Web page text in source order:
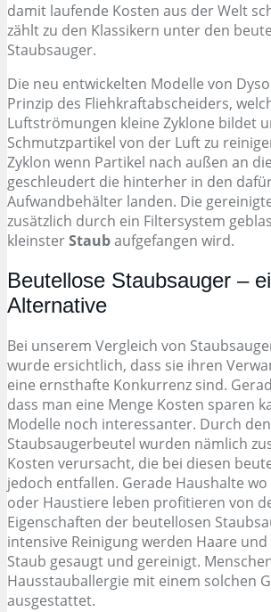
damit laufende Kosten aus der Welt
zählt zu den Klassikern unter den
Staubsauger.
Die neu entwickelten Modelle von
Prinzip des Fliehkraftabscheiders,
Luftströmungen kleine Zyklone bildet
Schmutzpartikel von der Luft zu
Zyklon wenn Partikel nach außen an
geschleudert die hinterher in den
Aufwandbehälter landen. Die
zusätzlich durch ein Filtersystem
kleinsterStaubaufgefangen wird.
Beutellose Staubsauger –
Alternative
Bei unserem Vergleich von
wurde ersichtlich, dass sie ihren
eine ernsthafte Konkurrenz sind.
dass man eine Menge Kosten sparen
Modelle noch interessanter. Durch
Staubsaugerbeutel wurden nämlich
Kosten verursacht, die bei diesen
jedoch entfallen. Gerade Haushalte
oder Haustiere leben profitieren von
Eigenschaften der beutellosen
intensive Reinigung werden Haare
Staub gesaugt und gereinigt.
Hausstauballergie mit einem solchen
ausgestattet.